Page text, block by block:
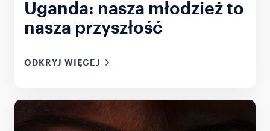
Uganda: nasza młodzież to
nasza przyszłość
ODKRYJ WIĘCEJ